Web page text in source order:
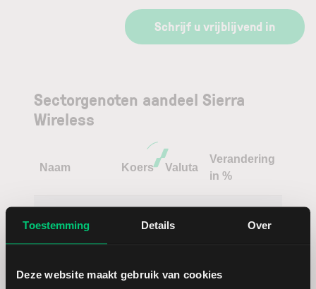
Toestemming Details Over
Deze website maakt gebruik van cookies
Schrijf u vrijblijvend in
Sectorgenoten aandeel Sierra
Wireless
Naam Koers Valuta
Verandering
in %
Systems